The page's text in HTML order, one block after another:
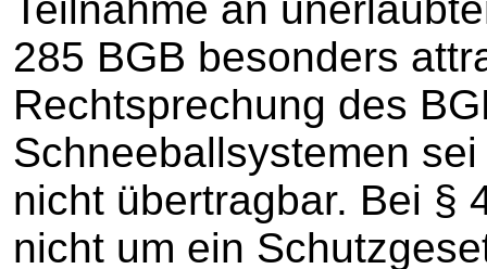
285 BGB besonders
Rechtsprechung des
Schneeballsystemen
nicht übertragbar. Bei §
nicht um ein